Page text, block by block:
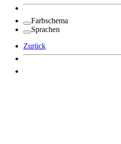
Farbschema
Sprachen
Zurück